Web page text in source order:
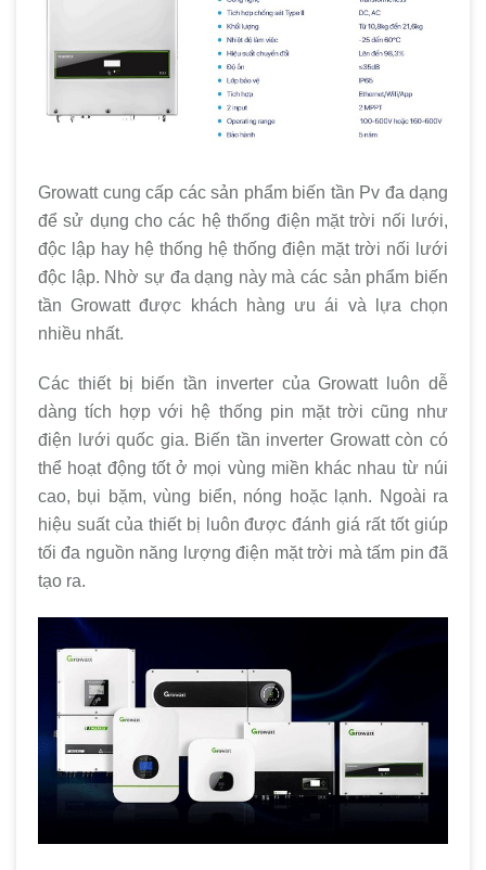
Growatt cung cấp các sản phẩm biến tần Pv đa dạng
để sử dụng cho các hệ thống điện mặt trời nối lưới,
độc lập hay hệ thống hệ thống điện mặt trời nối lưới
độc lập. Nhờ sự đa dạng này mà các sản phẩm biến
tần Growatt được khách hàng ưu ái và lựa chọn
nhiều nhất.
Các thiết bị biến tần inverter của Growatt luôn dễ
dàng tích hợp với hệ thống pin mặt trời cũng như
điện lưới quốc gia. Biến tần inverter Growatt còn có
thể hoạt động tốt ở mọi vùng miền khác nhau từ núi
cao, bụi bặm, vùng biển, nóng hoặc lạnh. Ngoài ra
hiệu suất của thiết bị luôn được đánh giá rất tốt giúp
tối đa nguồn năng lượng điện mặt trời mà tấm pin đã
tạo ra.